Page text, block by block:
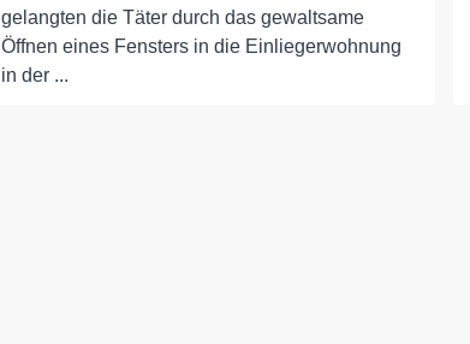
gelangten die Täter durch das gewaltsame
Öffnen eines Fensters in die Einliegerwohnung
in der ...